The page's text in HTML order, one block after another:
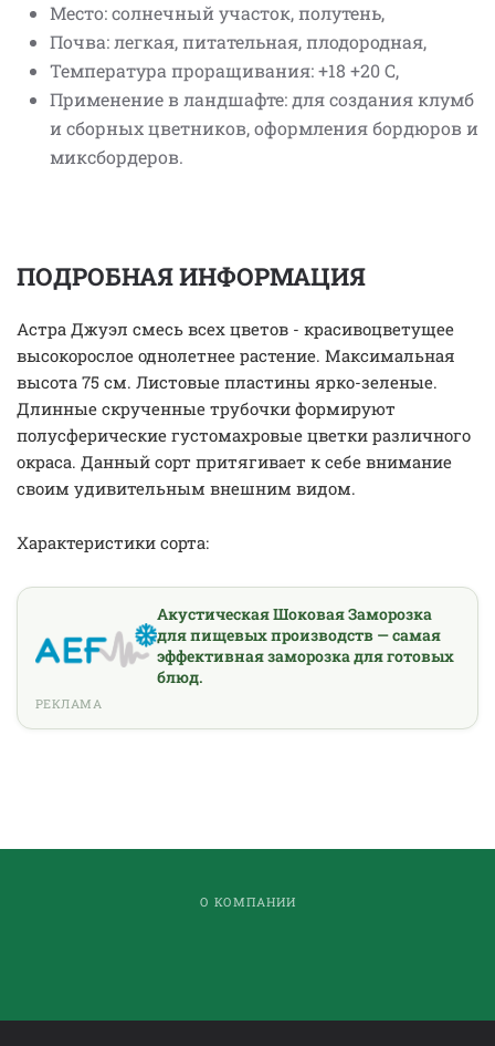
Место: солнечный участок, полутень,
Почва: легкая, питательная, плодородная,
Температура проращивания: +18 +20 С,
Применение в ландшафте: для создания клумб
и сборных цветников, оформления бордюров и
миксбордеров.
ПОДРОБНАЯ ИНФОРМАЦИЯ
Астра Джуэл смесь всех цветов - красивоцветущее
высокорослое однолетнее растение. Максимальная
высота 75 см. Листовые пластины ярко-зеленые.
Длинные скрученные трубочки формируют
полусферические густомахровые цветки различного
окраса. Данный сорт притягивает к себе внимание
своим удивительным внешним видом.
Характеристики сорта:
Акустическая Шоковая Заморозка
для пищевых производств — самая
эффективная заморозка для готовых
блюд.
РЕКЛАМА
О КОМПАНИИ